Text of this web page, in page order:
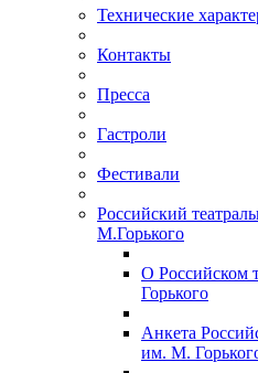
Технические
Контакты
Пресса
Гастроли
Фестивали
Российский
М.Горького
О Российском
Горького
Анкета
им. М.